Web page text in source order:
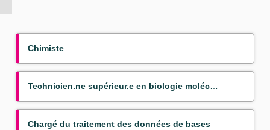
Chimiste
Chargé du traitement des données de bases